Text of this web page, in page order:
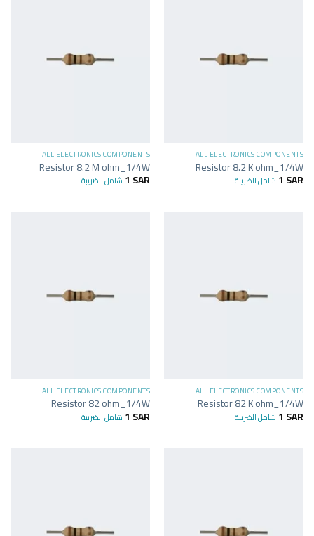
ALL ELECTRONICS COMPONENTS
Resistor 8.2 K ohm_1/4W
1 SAR شامل الضريبة
ALL ELECTRONICS COMPONENTS
Resistor 8.2 M ohm_1/4W
1 SAR شامل الضريبة
ALL ELECTRONICS COMPONENTS
Resistor 82 K ohm_1/4W
1 SAR شامل الضريبة
ALL ELECTRONICS COMPONENTS
Resistor 82 ohm_1/4W
1 SAR شامل الضريبة